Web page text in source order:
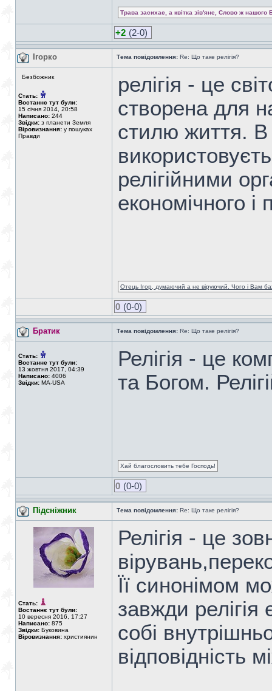
Трава засихає, а квітка зів'яне, Слово ж нашого
+2 (2-0)
Ігорко Тема повідомлення: Re: Що таке релігія?
Безбожник
Стать:
Востаннє тут були:
15 січня 2014, 20:58
Написано: 244
Звідки: з планети Земля
Віровизнання: у пошуках
Правди
релігія - це
створена для
стилю життя. В
релігійними
економічного і
Отець Ігор, думаючий а не віруючий. Чого і Вам
0 (0-0)
Братик Тема повідомлення: Re: Що таке релігія?
Стать:
Востаннє тут були:
13 жовтня 2017, 04:39
Написано: 4006
Звідки: MA-USA
Релігія - це
та Богом.
Хай благословить тебе Господь!
0 (0-0)
Підсніжник Тема повідомлення: Re: Що таке релігія?
Стать:
Востаннє тут були:
10 вересня 2016, 17:27
Написано: 875
Звідки: Буковина
Віровизнання: християнин
Релігія - це
Її синонімом
завжди
собі
відповідність